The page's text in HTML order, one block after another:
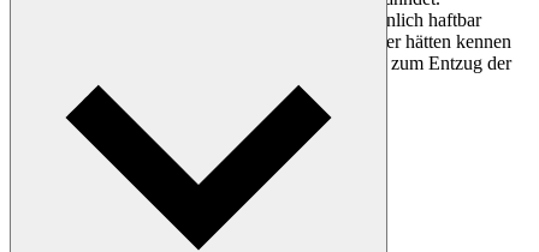
Fuhrparkmanager und Disponenten können persönlich haftbar
gemacht werden, wenn sie Ruhezeiten kennen oder hätten kennen
müssen. Schwere Wiederholungsverstöße können zum Entzug der
Genehmigung für den Güterverkehr führen.